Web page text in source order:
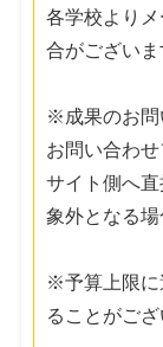
各学校より
合がございま
※成果のお問
お問い合わ
サイト側へ
象外となる場
※予算上限に
ることがご